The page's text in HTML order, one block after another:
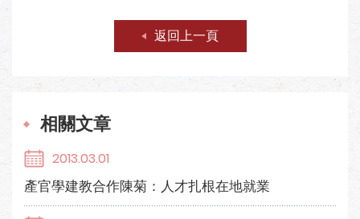
返回上一頁
相關文章
2013.03.01
產官學建教合作陳菊：人才扎根在地就業